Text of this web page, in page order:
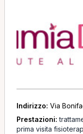
Indirizzo: Via
Prestazioni:
prima visita